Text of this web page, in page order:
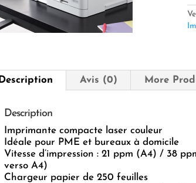
i-
Description Avis (0) More
Description
Imprimante compacte laser couleur
Idéale pour PME et bureaux à domicile
Vitesse d’impression : 21 ppm (A4) / 38
verso A4)
Chargeur papier de 250 feuilles